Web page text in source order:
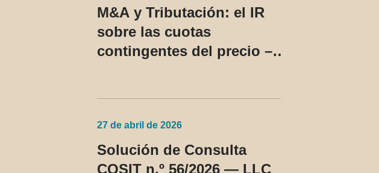
M&A y Tributación: el IR
sobre las cuotas
contingentes del precio –
27 de abril de 2026
Solución de Consulta
COSIT n.º 56/2026 — LLC